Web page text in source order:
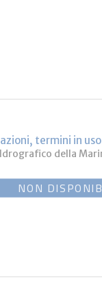
termini in
della
NON